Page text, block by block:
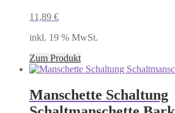
11,89 €
inkl. 19 % MwSt.
Zum Produkt
Manschette Schaltung